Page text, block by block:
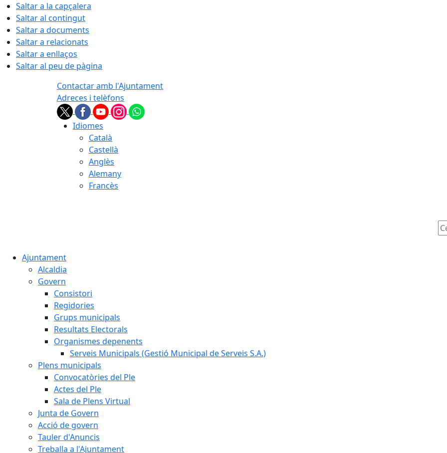
Saltar a la capçalera
Saltar al contingut
Saltar a documents
Saltar a relacionats
Saltar a enllaços
Saltar al peu de pàgina
Contactar amb l'Ajuntament
Adreces i telèfons
Idiomes
Català
Castellà
Anglès
Alemany
Francès
Ajuntament
Alcaldia
Govern
Consistori
Regidories
Grups municipals
Resultats Electorals
Organismes depenents
Serveis Municipals (Gestió Municipal de Serveis S.A.)
Plens municipals
Convocatòries del Ple
Actes del Ple
Sala de Plens Virtual
Junta de Govern
Acció de govern
Tauler d'Anuncis
Treballa a l'Ajuntament